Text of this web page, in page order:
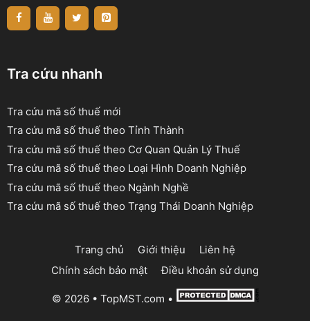
Tra cứu nhanh
Tra cứu mã số thuế mới
Tra cứu mã số thuế theo Tỉnh Thành
Tra cứu mã số thuế theo Cơ Quan Quản Lý Thuế
Tra cứu mã số thuế theo Loại Hình Doanh Nghiệp
Tra cứu mã số thuế theo Ngành Nghề
Tra cứu mã số thuế theo Trạng Thái Doanh Nghiệp
Trang chủ Giới thiệu
Liên hệ
Chính sách bảo mật
Điều khoản sử dụng
© 2026 • TopMST.com •